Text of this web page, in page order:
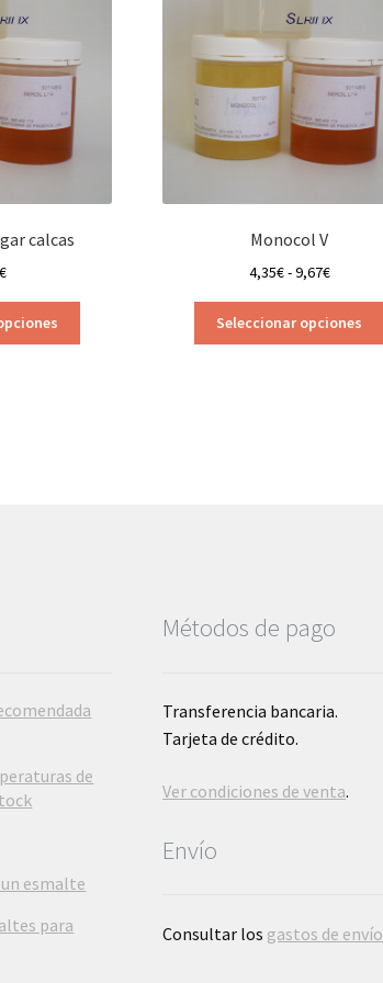
calcas Monocol V
4,35€-9,67€Rango
precios:
desde
Seleccionar opciones
de
esmalte
para
Métodos de pago
Transferencia bancaria.
Tarjeta de crédito.
Ver condiciones de venta.
Envío
Consultar los gastos de envío